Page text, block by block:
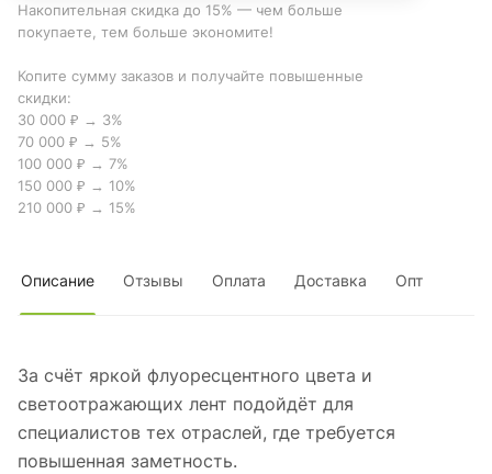
Накопительная скидка до 15% — чем больше
покупаете, тем больше экономите!
Копите сумму заказов и получайте повышенные
скидки:
30 000 ₽ → 3%
70 000 ₽ → 5%
100 000 ₽ → 7%
150 000 ₽ → 10%
210 000 ₽ → 15%
Описание Отзывы Оплата Доставка Опт
За счёт яркой флуоресцентного цвета и
светоотражающих лент подойдёт для
специалистов тех отраслей, где требуется
повышенная заметность.